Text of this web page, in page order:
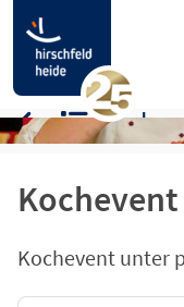
Kochevent unter